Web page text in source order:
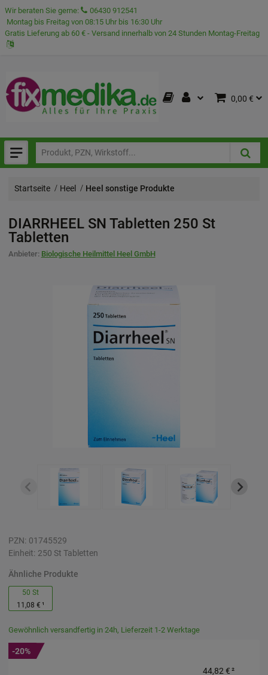
Wir beraten Sie gerne:
06430 912541
Montag bis Freitag von 08:15 Uhr bis 16:30 Uhr
Gratis Lieferung ab 60 € - Versand innerhalb von 24 Stunden Montag-Freitag
0,00 €
Startseite Heel Heel sonstige Produkte
DIARRHEEL SN Tabletten 250 St
Tabletten
Anbieter: Biologische Heilmittel Heel GmbH
PZN: 01745529
Einheit: 250 St Tabletten
Ähnliche Produkte
50 St
11,08 € ¹
Gewöhnlich versandfertig in 24h, Lieferzeit 1-2 Werktage
44,82 €²
-20%